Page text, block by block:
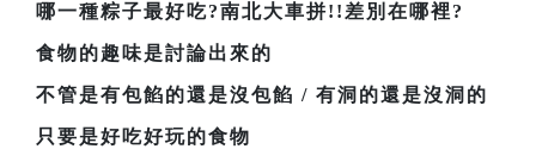
哪一種粽子最好吃?南北大車拼!!差別在哪裡?
食物的趣味是討論出來的
不管是有包餡的還是沒包餡 / 有洞的還是沒洞的
只要是好吃好玩的食物